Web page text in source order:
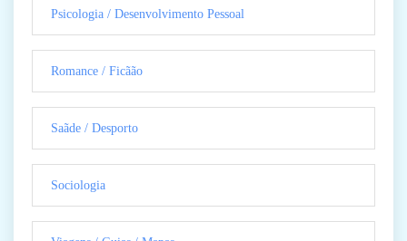
Psicologia / Desenvolvimento Pessoal
Romance / Ficãão
Saãde / Desporto
Sociologia